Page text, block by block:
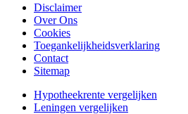
Disclaimer
Over Ons
Cookies
Toegankelijkheidsverklaring
Contact
Sitemap
Hypotheekrente vergelijken
Leningen vergelijken